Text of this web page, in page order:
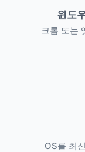
윈도
크롬 또는
OS를 최